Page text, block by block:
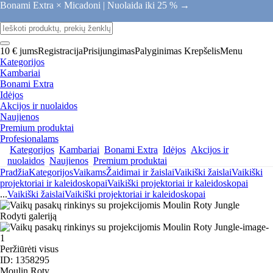
Bonami Extra × Micadoni | Nuolaida iki 25 % →
10 € jumsRegistracijaPrisijungimasPalyginimas KrepšelisMenu
Kategorijos
Kambariai
Bonami Extra
Idėjos
Akcijos ir nuolaidos
Naujienos
Premium produktai
Profesionalams
Kategorijos Kambariai Bonami Extra Idėjos Akcijos ir
nuolaidos Naujienos Premium produktai
PradžiaKategorijosVaikamsŽaidimai ir žaislaiVaikiški žaislaiVaikiški
projektoriai ir kaleidoskopaiVaikiški projektoriai ir kaleidoskopai
...Vaikiški žaislaiVaikiški projektoriai ir kaleidoskopai
Rodyti galeriją
Peržiūrėti visus
ID: 1358295
Moulin Roty